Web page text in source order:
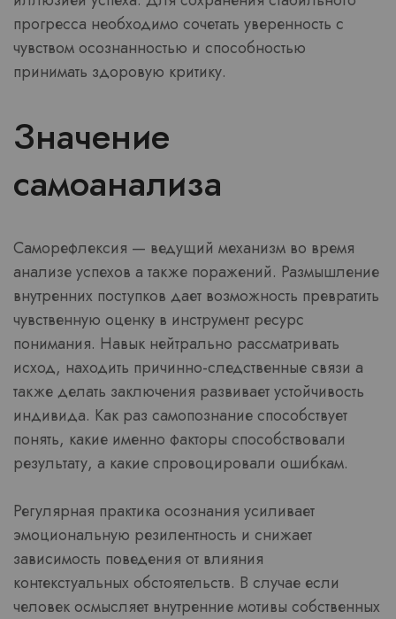
прогресса необходимо сочетать уверенность с
чувством осознанностью и способностью
принимать здоровую критику.
Значение
самоанализа
Саморефлексия — ведущий механизм во время
анализе успехов а также поражений. Размышление
внутренних поступков дает возможность превратить
чувственную оценку в инструмент ресурс
понимания. Навык нейтрально рассматривать
исход, находить причинно-следственные связи а
также делать заключения развивает устойчивость
индивида. Как раз самопознание способствует
понять, какие именно факторы способствовали
результату, а какие спровоцировали ошибкам.
Регулярная практика осознания усиливает
эмоциональную резилентность и снижает
зависимость поведения от влияния
контекстуальных обстоятельств. В случае если
человек осмысляет внутренние мотивы собственных